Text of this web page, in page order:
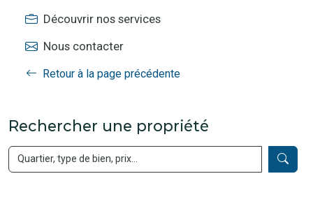
Découvrir nos services
Nous contacter
Retour à la page précédente
Rechercher une propriété